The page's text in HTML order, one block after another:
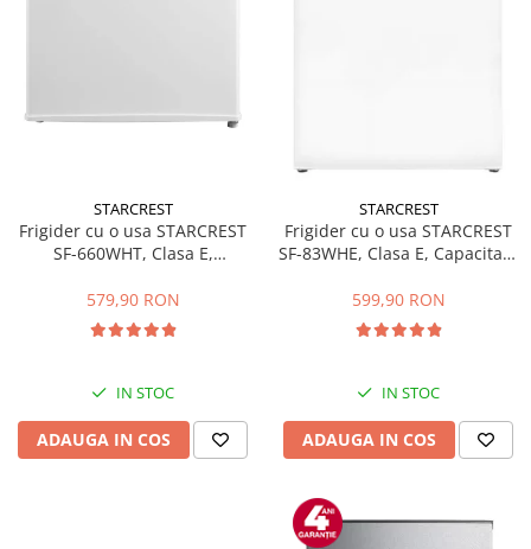
STARCREST
Frigider cu o usa STARCREST
SF-660WHT, Clasa E,
579,90 RON
IN STOC
ADAUGA IN COS
STARCREST
Frigider cu o usa STARCREST
SF-83WHE, Clasa E, Capacitate
Compartiment gheata, H 85
cm, Alb
599,90 RON
IN STOC
ADAUGA IN COS